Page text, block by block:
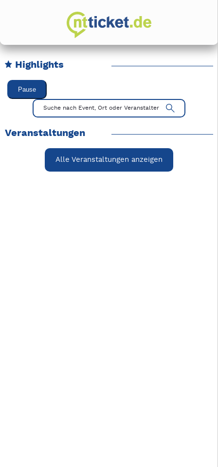
Highlights
Karussell Veranstaltungen überspringen
Pause
Mit Tab zu den Steuerelementen wechseln. Mit Pfeiltasten
Suche nach Event, Ort oder Veranstalter
Veranstaltungen
Alle Veranstaltungen anzeigen